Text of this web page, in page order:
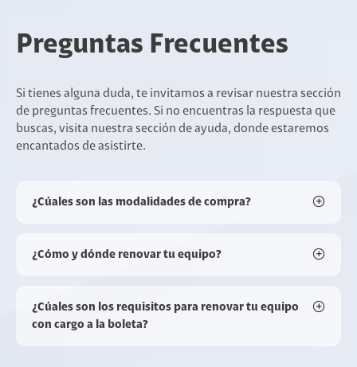
Preguntas Frecuentes
Si tienes alguna duda, te invitamos a revisar nuestra sección
de preguntas frecuentes. Si no encuentras la respuesta que
buscas, visita nuestra sección de ayuda, donde estaremos
encantados de asistirte.
¿Cúales son las modalidades de compra?
¿Cómo y dónde renovar tu equipo?
¿Cúales son los requisitos para renovar tu equipo
con cargo a la boleta?